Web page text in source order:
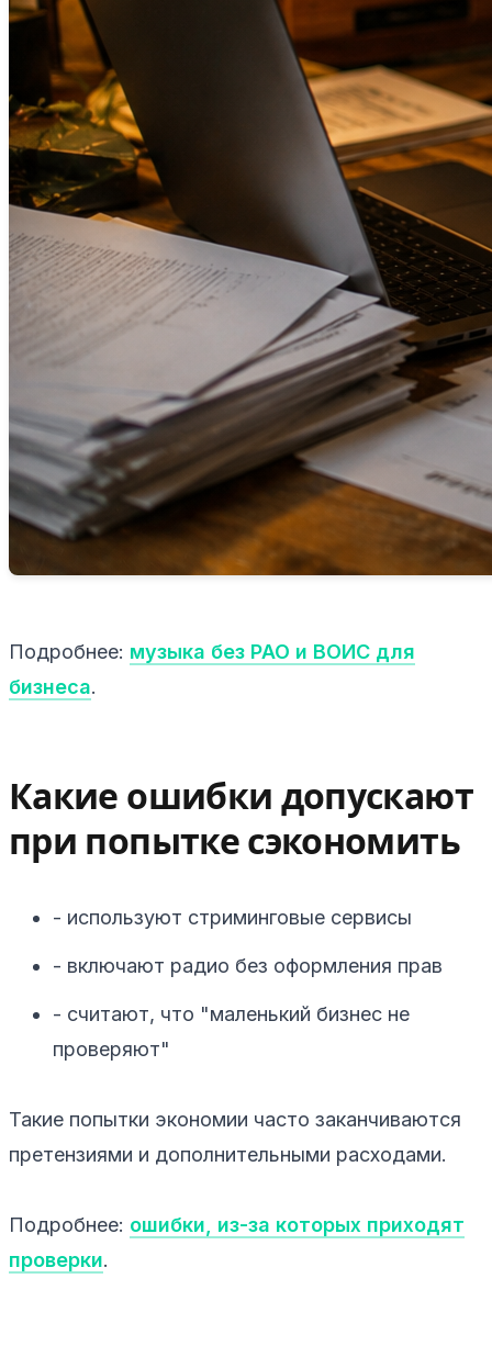
Подробнее: музыка без РАО и ВОИС для
бизнеса.
Какие ошибки допускают
при попытке сэкономить
- используют стриминговые сервисы
- включают радио без оформления прав
- считают, что "маленький бизнес не
проверяют"
Такие попытки экономии часто заканчиваются
претензиями и дополнительными расходами.
Подробнее: ошибки, из-за которых приходят
проверки.